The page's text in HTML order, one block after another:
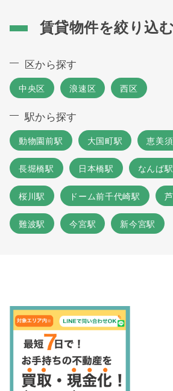
賃貸物件を絞り込む
区から探す
中央区 浪速区 西区
駅から探す
動物園前駅 大国町駅 恵美
長堀橋駅 日本橋駅 なんば駅
桜川駅 ドーム前千代崎駅
難波駅 今宮駅 新今宮駅